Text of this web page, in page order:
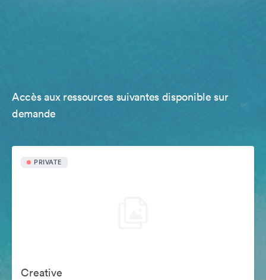
Accès aux ressources suivantes disponible sur
demande
PRIVATE
Creative